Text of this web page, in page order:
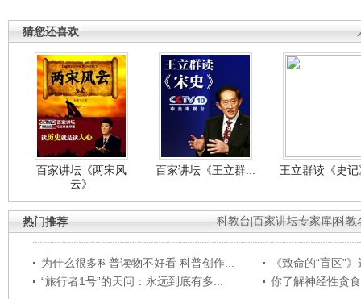
猜您还喜欢
百家讲坛《两宋风
云》
百家讲坛《王立群... 王立群读《史
科教台 百家讲坛专家库 科教
热门推荐
为什么很多科普读物不好看 科普创作...
《致命的“盲区”
“旅行者1号”的天问：永远到底有多...
你了解神经性贪